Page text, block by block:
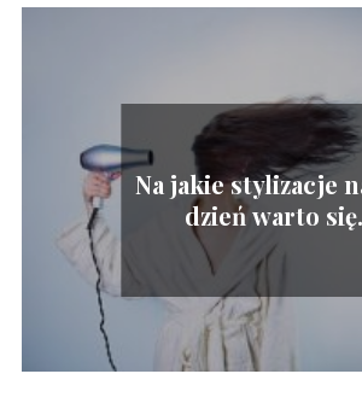
Na jakie stylizacje
dzień warto się
zdecydować?